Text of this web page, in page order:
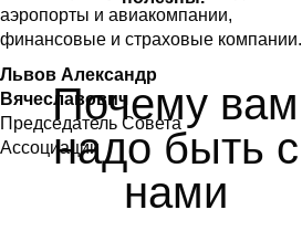
аэропорты и авиакомпании,
финансовые и страховые компании.
Львов Александр
Вячеславович
Председатель Совета
Ассоциации
Почему вам
надо быть с
нами